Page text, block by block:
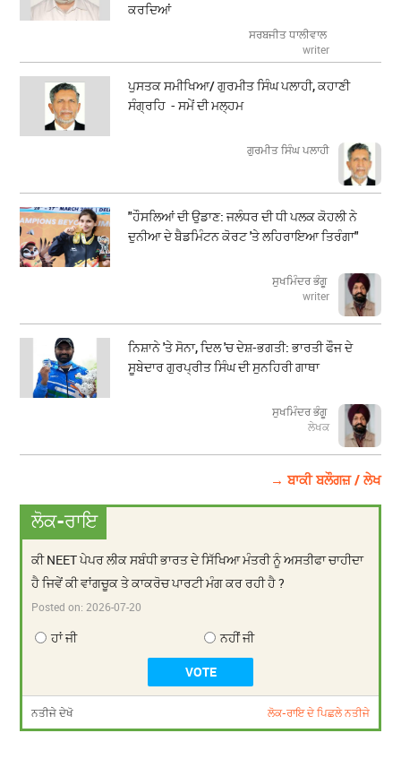
ਕਰਦਿਆਂ
ਸਰਬਜੀਤ ਧਾਲੀਵਾਲ
writer
ਪੁਸਤਕ ਸਮੀਖਿਆ/ ਗੁਰਮੀਤ ਸਿੰਘ ਪਲਾਹੀ, ਕਹਾਣੀ
ਸੰਗ੍ਰਹਿ - ਸਮੇਂ ਦੀ ਮਲ੍ਹਮ
ਗੁਰਮੀਤ ਸਿੰਘ ਪਲਾਹੀ
"ਹੌਸਲਿਆਂ ਦੀ ਉਡਾਣ: ਜਲੰਧਰ ਦੀ ਧੀ ਪਲਕ ਕੋਹਲੀ ਨੇ
ਦੁਨੀਆ ਦੇ ਬੈਡਮਿੰਟਨ ਕੋਰਟ 'ਤੇ ਲਹਿਰਾਇਆ ਤਿਰੰਗਾ"
ਸੁਖਮਿੰਦਰ ਭੰਗੂ
writer
ਨਿਸ਼ਾਨੇ 'ਤੇ ਸੋਨਾ, ਦਿਲ 'ਚ ਦੇਸ਼-ਭਗਤੀ: ਭਾਰਤੀ ਫੌਜ ਦੇ
ਸੂਬੇਦਾਰ ਗੁਰਪ੍ਰੀਤ ਸਿੰਘ ਦੀ ਸੁਨਹਿਰੀ ਗਾਥਾ
ਸੁਖਮਿੰਦਰ ਭੰਗੂ
ਲੇਖਕ
→ ਬਾਕੀ ਬਲੌਗਜ਼ / ਲੇਖ
ਲੋਕ-ਰਾਇ
ਕੀ NEET ਪੇਪਰ ਲੀਕ ਸਬੰਧੀ ਭਾਰਤ ਦੇ ਸਿੱਖਿਆ ਮੰਤਰੀ ਨੂੰ ਅਸਤੀਫਾ ਚਾਹੀਦਾ
ਹੈ ਜਿਵੇਂ ਕੀ ਵਾਂਗਚੂਕ ਤੇ ਕਾਕਰੋਚ ਪਾਰਟੀ ਮੰਗ ਕਰ ਰਹੀ ਹੈ ?
Posted on:2026-07-20
ਹਾਂ ਜੀ ਨਹੀਂ ਜੀ
ਨਤੀਜੇ ਦੇਖੋ ਲੋਕ-ਰਾਇ ਦੇ ਪਿਛਲੇ ਨਤੀਜੇ